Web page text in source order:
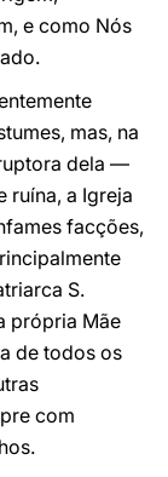
e como Nós
mas, na
dela ―
ruína, a Igreja
facções,
S.
própria Mãe
de todos os
com